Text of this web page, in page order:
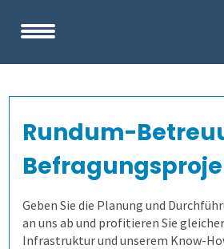
Unternehmen
Firma
Evaluation
Wofür ist es gut?
Prüfungen
Rundum-
Geben Sie die Planung und
an uns ab und profitieren Sie
Infrastruktur und unserem Know-